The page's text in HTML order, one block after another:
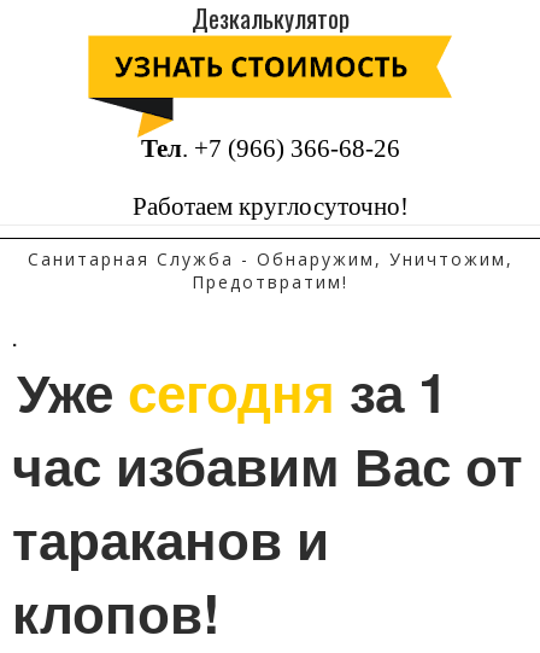
Дезкалькулятор
Тел. +7 (966) 366-68-26
Работаем круглосуточно!
Санитарная Служба - Обнаружим, Уничтожим,
Предотвратим!
.
Уже сегодня за 1
час избавим Вас от
тараканов и
клопов!